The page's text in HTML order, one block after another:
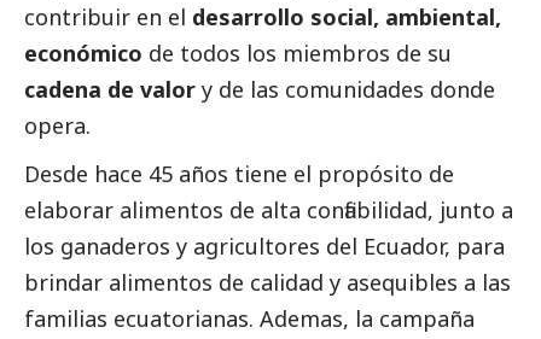
contribuir en el desarrollo social, ambiental,
económico de todos los miembros de su
cadena de valor y de las comunidades donde
opera.
Desde hace 45 años tiene el propósito de
elaborar alimentos de alta confiabilidad, junto a
los ganaderos y agricultores del Ecuador, para
brindar alimentos de calidad y asequibles a las
familias ecuatorianas. Ademas, la campaña